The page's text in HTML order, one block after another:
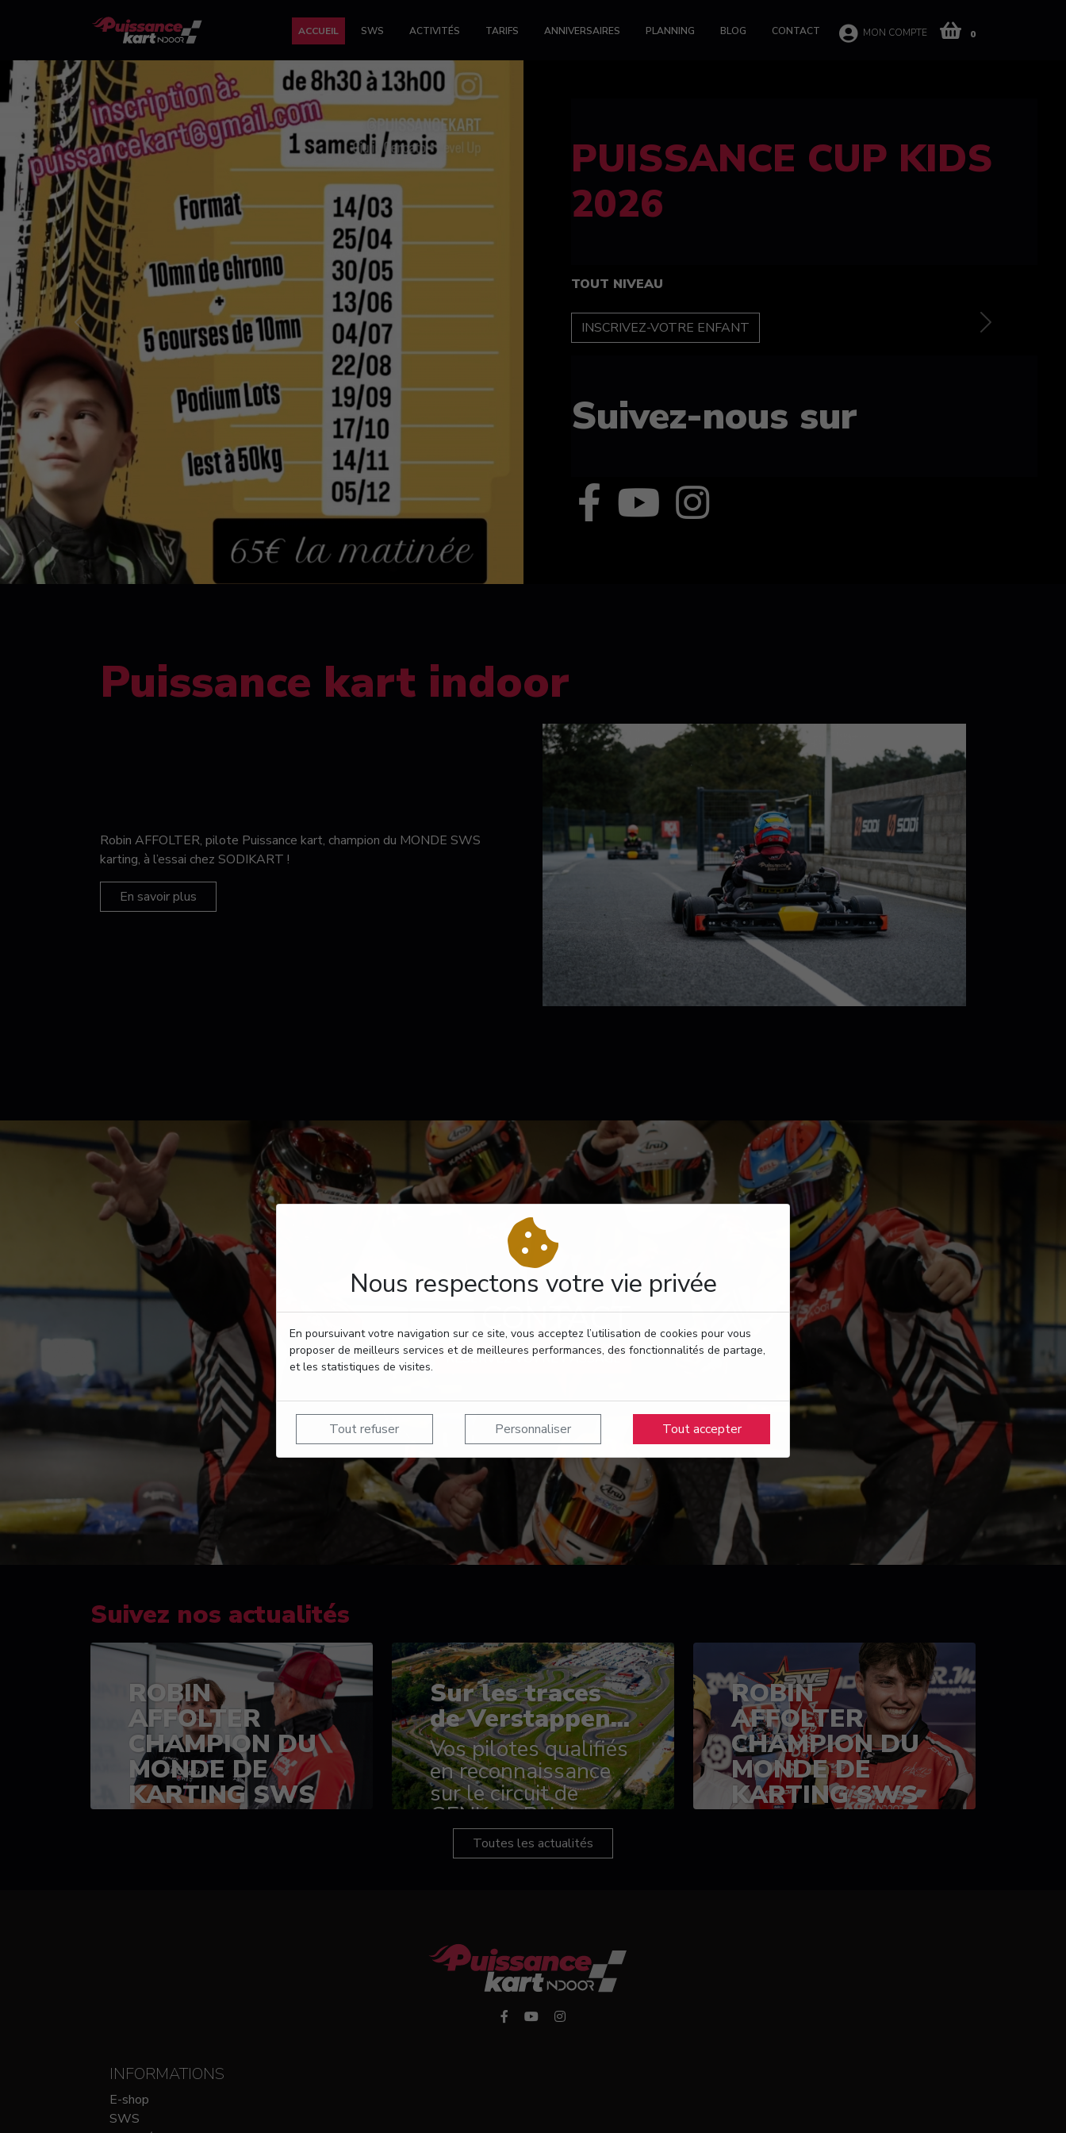
Nous respectons votre vie privée
En poursuivant votre navigation sur ce site, vous acceptez l’utilisation de cookies pour vous
proposer de meilleurs services et de meilleures performances, des fonctionnalités de partage,
et les statistiques de visites.
Tout refuser Personnaliser Tout accepter
ACCUEIL SWS ACTIVITÉS TARIFS ANNIVERSAIRES PLANNING BLOG CONTACT MON COMPTE 0
FELINE CUP 100%
féminine
TOUT NIVEAU
INSCRIPTION
Suivez-nous sur
Previous Next
Puissance kart indoor
Robin AFFOLTER, pilote Puissance kart, champion du MONDE SWS
karting, à l’essai chez SODIKART !
En savoir plus
CONTACT
RÉSERVEZ VOTRE PASSAGE
Suivez nos actualités
ROBIN
AFFOLTER
CHAMPION DU
MONDE DE
KARTING SWS
(SPRINT)
Sur les traces
de Verstappen...
Vos pilotes qualifiés
en reconnaissance
sur le circuit de
GENK en Belgique
ROBIN
AFFOLTER
CHAMPION DU
MONDE DE
KARTING SWS
Toutes les actualités
INFORMATIONS
E-shop
SWS